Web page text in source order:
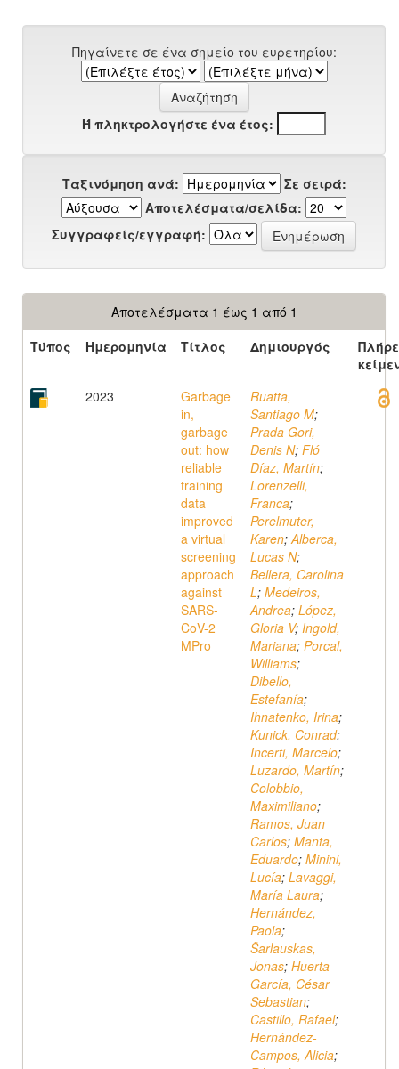
Πηγαίνετε σε ένα σημείο του ευρετηρίου:
Ή πληκτρολογήστε ένα έτος:
Ταξινόμηση ανά:
Σε σειρά:
Αποτελέσματα/σελίδα:
Συγγραφείς/εγγραφή:
Αποτελέσματα 1 έως 1 από 1
Τύπος
Ημερομηνία Τίτλος Δημιουργός
2023
Garbage
in,
garbage
out: how
reliable
training
data
improved
a virtual
screening
approach
against
SARS-
CoV-2
MPro
Ruatta,
Santiago M;
Prada Gori,
Denis N; Fló
Díaz, Martín;
Lorenzelli,
Franca;
Perelmuter,
Karen;Alberca,
Lucas N;
Bellera, Carolina
L; Medeiros,
Andrea; López,
Gloria V; Ingold,
Mariana; Porcal,
Williams;
Dibello,
Estefanía;
Ihnatenko, Irina;
Kunick, Conrad;
Incerti, Marcelo;
Luzardo, Martín;
Colobbio,
Maximiliano;
Ramos, Juan
Carlos; Manta,
Eduardo; Minini,
Lucía; Lavaggi,
María Laura;
Hernández,
Paola;
Šarlauskas,
Jonas; Huerta
García, César
Sebastian;
Castillo, Rafael;
Hernández-
Campos, Alicia;